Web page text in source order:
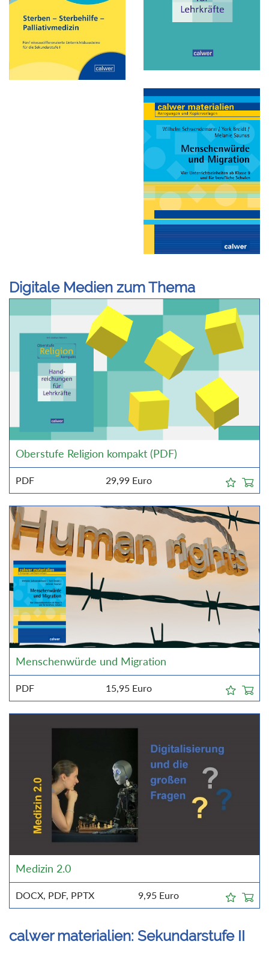
Digitale Medien zum Thema
Oberstufe Religion kompakt (PDF)
PDF 29,99 Euro
Menschenwürde und Migration
PDF 15,95 Euro
Medizin 2.0
DOCX, PDF, PPTX 9,95 Euro
calwer materialien: Sekundarstufe II